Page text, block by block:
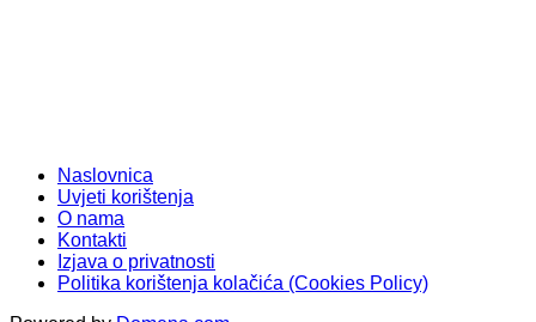
Naslovnica
Uvjeti korištenja
O nama
Kontakti
Izjava o privatnosti
Politika korištenja kolačića (Cookies Policy)